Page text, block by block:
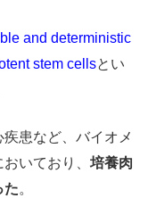
and deterministic
stem cellsとい
患など、バイオメ
いており、 培養肉
た。